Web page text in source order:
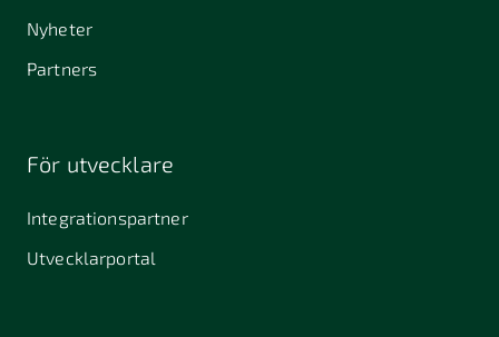
Nyheter
Partners
För utvecklare
Integrationspartner
Utvecklarportal